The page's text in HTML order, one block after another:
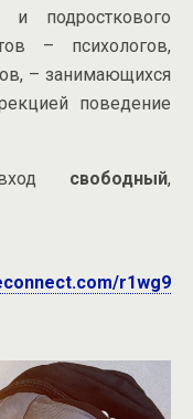
подросткового
– психологов,
– занимающихся
поведение
свободный,
r1wg9